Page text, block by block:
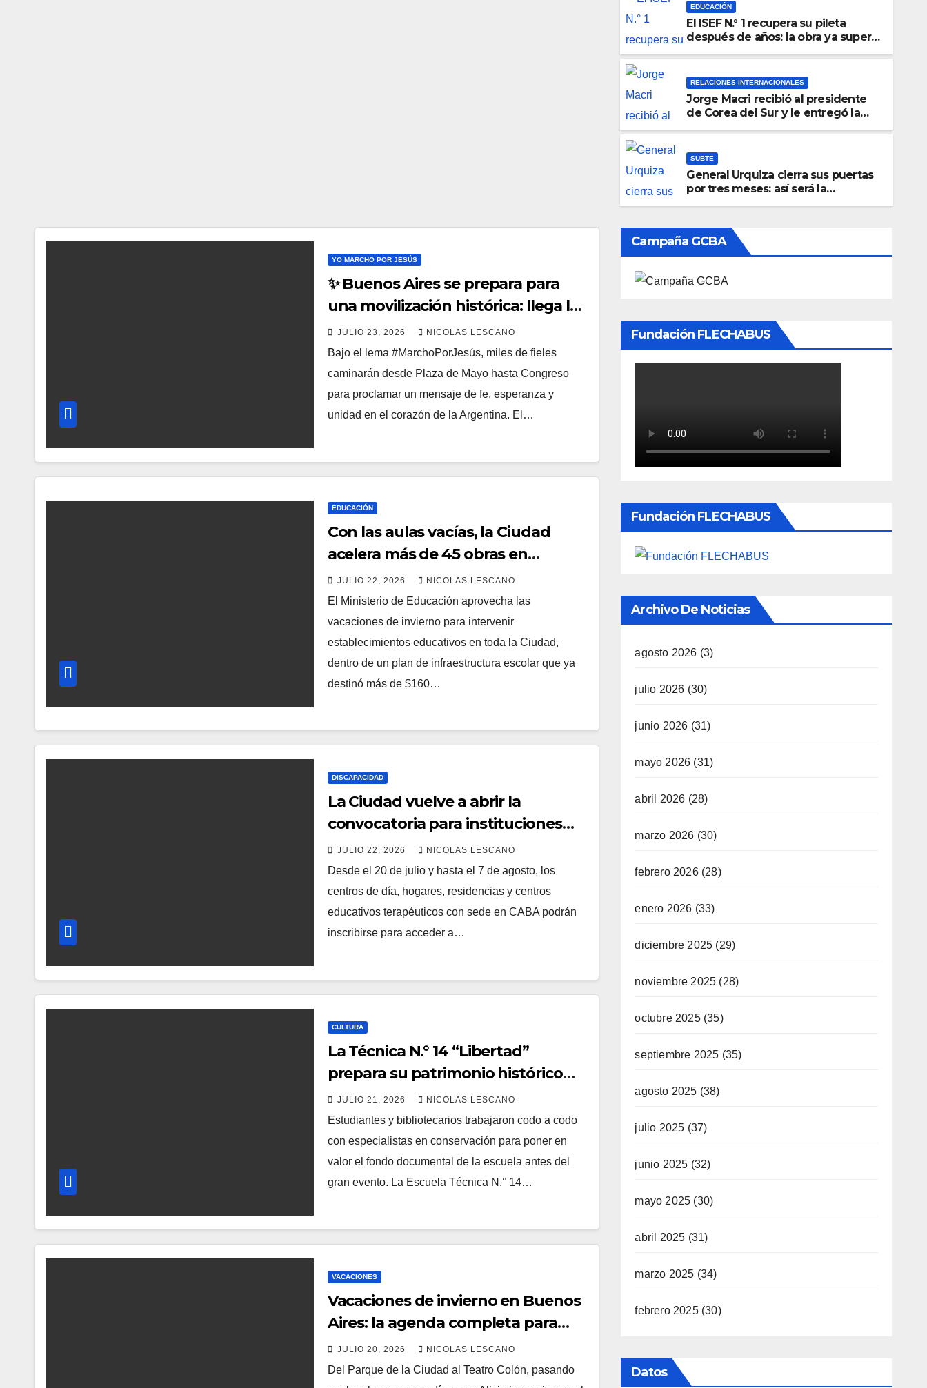
EDUCACIÓN
El ISEF N.° 1 recupera su pileta
después de años: la obra ya supera
RELACIONES INTERNACIONALES
Jorge Macri recibió al presidente
de Corea del Sur y le entregó la
SUBTE
General Urquiza cierra sus puertas
por tres meses: así será la
YO MARCHO POR JESÚS
✨ Buenos Aires se prepara para
una movilización histórica: llega la
marcha cristiana más grande del
mundo 🙌🇦🇷
JULIO 23, 2026 NICOLAS LESCANO
Bajo el lema #MarchoPorJesús, miles de fieles
caminarán desde Plaza de Mayo hasta Congreso
para proclamar un mensaje de fe, esperanza y
unidad en el corazón de la Argentina. El…
EDUCACIÓN
Con las aulas vacías, la Ciudad
acelera más de 45 obras en
escuelas porteñas durante el
receso invernal
JULIO 22, 2026 NICOLAS LESCANO
El Ministerio de Educación aprovecha las
vacaciones de invierno para intervenir
establecimientos educativos en toda la Ciudad,
dentro de un plan de infraestructura escolar que ya
destinó más de $160…
DISCAPACIDAD
La Ciudad vuelve a abrir la
convocatoria para instituciones
que trabajan con personas con
discapacidad
JULIO 22, 2026 NICOLAS LESCANO
Desde el 20 de julio y hasta el 7 de agosto, los
centros de día, hogares, residencias y centros
educativos terapéuticos con sede en CABA podrán
inscribirse para acceder a…
CULTURA
La Técnica N.° 14 “Libertad”
prepara su patrimonio histórico
para brillar en la Noche de los
Museos
JULIO 21, 2026 NICOLAS LESCANO
Estudiantes y bibliotecarios trabajaron codo a codo
con especialistas en conservación para poner en
valor el fondo documental de la escuela antes del
gran evento. La Escuela Técnica N.° 14…
VACACIONES
Vacaciones de invierno en Buenos
Aires: la agenda completa para
que los chicos no paren de
disfrutar
JULIO 20, 2026 NICOLAS LESCANO
Del Parque de la Ciudad al Teatro Colón, pasando
Campaña GCBA
Fundación FLECHABUS
Fundación FLECHABUS
Archivo De Noticias
agosto 2026 (3)
julio 2026 (30)
junio 2026 (31)
mayo 2026 (31)
abril 2026 (28)
marzo 2026 (30)
febrero 2026(28)
enero 2026 (33)
diciembre 2025 (29)
noviembre 2025 (28)
octubre 2025(35)
septiembre 2025 (35)
agosto 2025 (38)
julio 2025 (37)
junio 2025 (32)
mayo 2025 (30)
abril 2025 (31)
marzo 2025 (34)
febrero 2025(30)
Datos